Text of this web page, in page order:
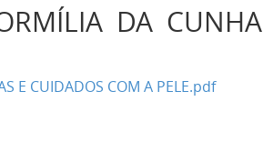
DA CUNHA
E CUIDADOS COM A PELE.pdf